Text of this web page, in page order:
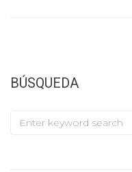
BÚSQUEDA